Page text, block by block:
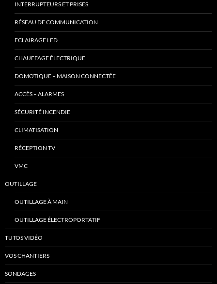
INTERRUPTEURS ET PRISES
RÉSEAU DE COMMUNICATION
ECLAIRAGE LED
CHAUFFAGE ÉLECTRIQUE
DOMOTIQUE – MAISON CONNECTÉE
ACCÈS – ALARMES
SÉCURITÉ INCENDIE
CLIMATISATION
RÉCEPTION TV
VMC
OUTILLAGE
OUTILLAGE À MAIN
OUTILLAGE ÉLECTROPORTATIF
TUTOS VIDÉO
VOS CHANTIERS
SONDAGES